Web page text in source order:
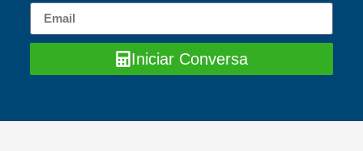
Iniciar Conversa